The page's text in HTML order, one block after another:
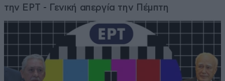
την ΕΡΤ - Γενική απεργία την Πέμπτη